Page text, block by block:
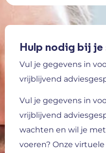
Hulp nodig bij
Vul je gegevens in
vrijblijvend
Vul je gegevens in
vrijblijvend
wachten en wil je
voeren? Onze